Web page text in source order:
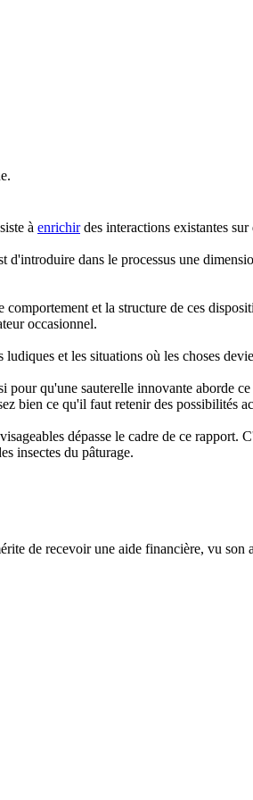
à enrichirdes interactions existantes
d'introduire dans le processus une
et la structure de ces
occasionnel.
et les situations où les choses
pour qu'une sauterelle innovante aborde
bien ce qu'il faut retenir des possibilités
dépasse le cadre de ce
insectes du pâturage.
de recevoir une aide financière, vu son